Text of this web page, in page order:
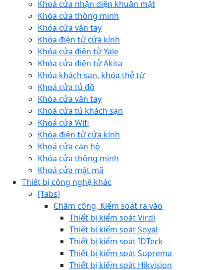
Khoá cửa nhận diện khuân mặt
Khóa cửa thông minh
Khóa cửa vân tay
Khóa điện tử cửa kính
Khóa cửa điện tử Yale
Khóa cửa điện tử Akita
Khóa khách sạn, khóa thẻ từ
Khoá cửa tủ đồ
Khóa cửa vân tay
Khoá cửa tủ khách sạn
Khoá cửa Wifi
Khóa điện tử cửa kính
Khoá cửa căn hộ
Khóa cửa thông minh
Khoá cửa mật mã
Thiết bị công nghệ khác
[Tabs]
Chấm công, Kiểm soát ra vào
Thiết bị kiểm soát Virdi
Thiết bị kiểm soát Soyal
Thiết bị kiểm soát IDTeck
Thiết bị kiểm soát Suprema
Thiết bị kiểm soát Hikvision